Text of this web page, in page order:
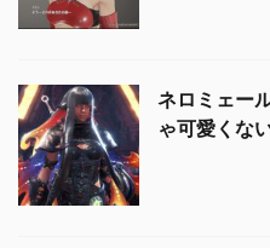
ネロミェー
ゃ可愛くな